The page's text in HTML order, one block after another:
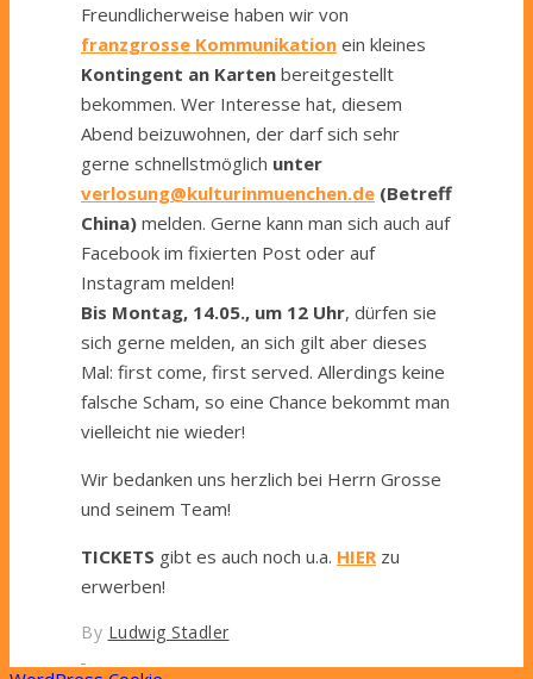
Freundlicherweise haben wir von
franzgrosse Kommunikation ein kleines
Kontingent an Karten bereitgestellt
bekommen. Wer Interesse hat, diesem
Abend beizuwohnen, der darf sich sehr
gerne schnellstmöglich unter
verlosung@kulturinmuenchen.de (Betreff
China) melden. Gerne kann man sich auch auf
Facebook im fixierten Post oder auf
Instagram melden!
Bis Montag, 14.05., um 12 Uhr, dürfen sie
sich gerne melden, an sich gilt aber dieses
Mal: first come, first served. Allerdings keine
falsche Scham, so eine Chance bekommt man
vielleicht nie wieder!
Wir bedanken uns herzlich bei Herrn Grosse
und seinem Team!
TICKETS gibt es auch noch u.a. HIER zu
erwerben!
By Ludwig Stadler